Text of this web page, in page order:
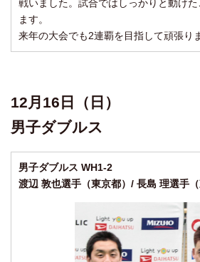
戦いました。試合ではしっかりと動け
ます。
来年の大会でも2連覇を目指して頑張り
12月16日（日）
男子ダブルス
男子ダブルス WH1-2
渡辺 敦也選手（東京都）/ 長島 理選手